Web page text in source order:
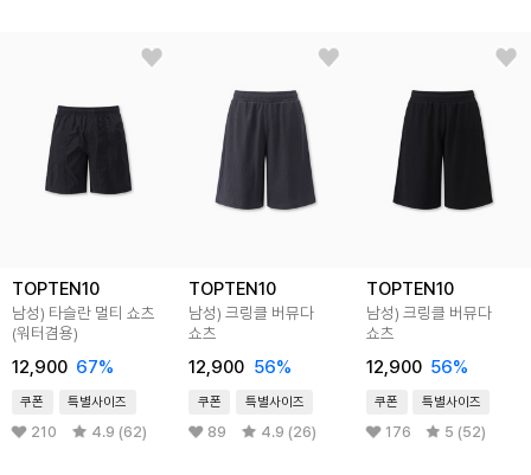
TOPTEN10
남성) 타슬란 멀티 쇼츠
(워터겸용)
12,900 67%
쿠폰 특별사이즈
210 4.9 (62)
TOPTEN10
남성) 크링클 버뮤다
쇼츠
12,900 56%
쿠폰 특별사이즈
89 4.9 (26)
TOPTEN10
남성) 크링클 버뮤다
쇼츠
12,900 56%
쿠폰 특별사이즈
176 5 (52)